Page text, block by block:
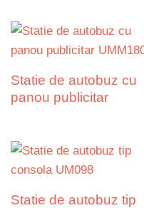
Statie de autobuz cu
panou publicitar
Statie de autobuz tip